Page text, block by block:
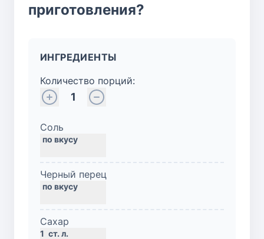
приготовления?
ИНГРЕДИЕНТЫ
Количество порций:
1
Соль
Черный перец
Сахар
1 ст. л.